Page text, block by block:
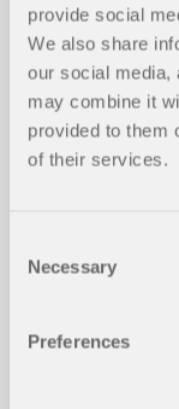
provide social
We also share
our social media,
may combine it
provided to them
of their services.
Selection
Necessary
Preferences
und die Rolle
er Wand